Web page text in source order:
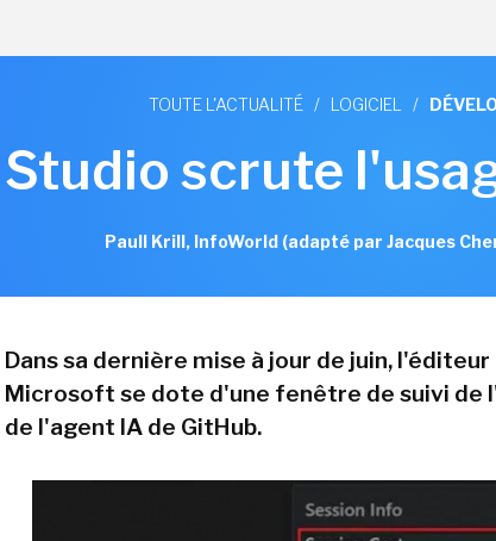
TOUTE L'ACTUALITÉ / LOGICIEL /
scrute
Paull Krill, InfoWorld (adapté par Jacques
Dans sa dernière mise à jour de juin,
Microsoft se dote d'une fenêtre de suivi de
de l'agent IA de GitHub.